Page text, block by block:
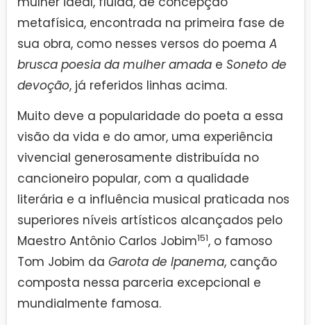
metafísica, encontrada na primeira fase de
sua obra, como nesses versos do poema A
brusca poesia da mulher amada e Soneto de
devoção, já referidos linhas acima.
Muito deve a popularidade do poeta a essa
visão da vida e do amor, uma experiência
vivencial generosamente distribuída no
cancioneiro popular, com a qualidade
literária e a influência musical praticada nos
superiores níveis artísticos alcançados pelo
Maestro Antônio Carlos Jobim151, o famoso
Tom Jobim da Garota de Ipanema, canção
composta nessa parceria excepcional e
mundialmente famosa.